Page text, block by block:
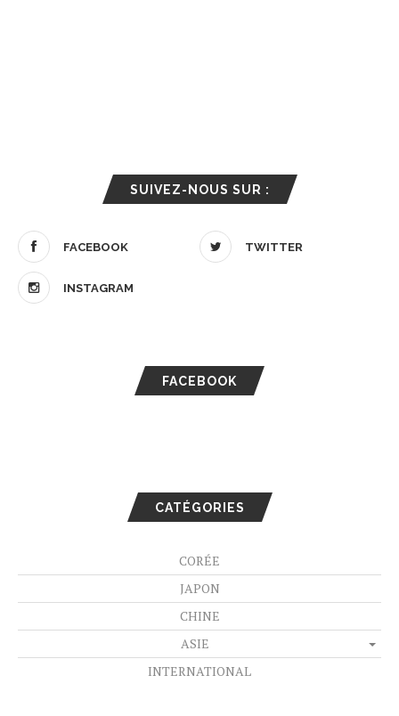
SUIVEZ-NOUS SUR :
FACEBOOK TWITTER
INSTAGRAM
FACEBOOK
CATÉGORIES
CORÉE
JAPON
CHINE
ASIE
INTERNATIONAL